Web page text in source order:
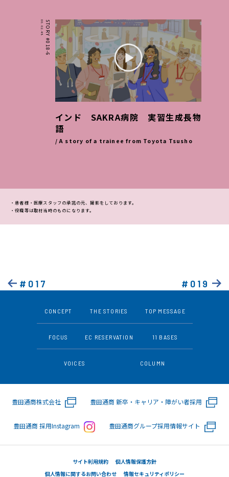
STORY #018-6
00.02.48
インド SAKRA病院 実習生成長物
語
/ A story of a trainee from Toyota Tsusho
・患者様・医療スタッフの承諾の元、撮影をしております。
・役職等は取材当時のものになります。
#017 #019
CONCEPT THE STORIES TOP MESSAGE
FOCUS EC RESERVATION 11 BASES
VOICES COLUMN
豊田通商株式会社 豊田通商 新卒・キャリア・障がい者採用
豊田通商 採用Instagram 豊田通商グループ採用情報サイト
サイト利用規約
個人情報保護方針
個人情報に関するお問い合わせ
情報セキュリティポリシー